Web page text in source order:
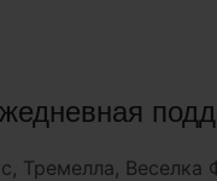
Тремелла,